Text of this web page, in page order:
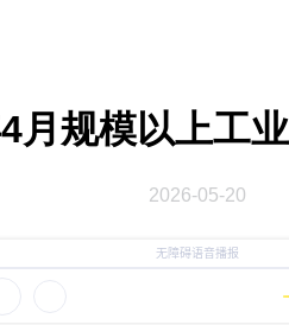
月规模以上工
2026-05-20